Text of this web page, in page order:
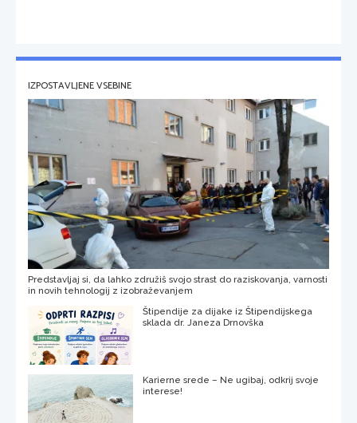
IZPOSTAVLJENE VSEBINE
Predstavljaj si, da lahko združiš svojo strast do raziskovanja, varnosti
in novih tehnologij z izobraževanjem
Štipendije za dijake iz Štipendijskega
sklada dr. Janeza Drnovška
Karierne srede – Ne ugibaj, odkrij svoje
interese!